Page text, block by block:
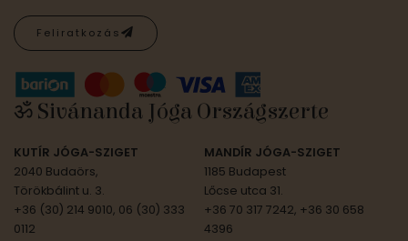
Feliratkozás
ॐ Sivánanda Jóga Országszerte
KUTÍR JÓGA-SZIGET
2040 Budaörs,
Törökbálint u. 3.
+36 (30) 214 9010, 06 (30) 333
0112
MANDÍR JÓGA-SZIGET
1185 Budapest
Lőcse utca 31.
+36 70 317 7242, +36 30 658
4396